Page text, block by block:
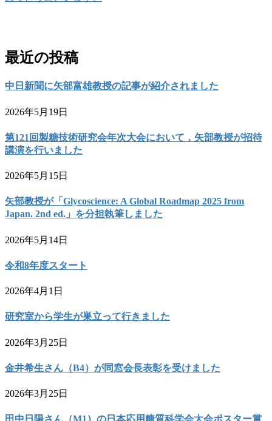
最近の投稿
中日新聞に矢部富雄教授の記事が紹介されました
2026年5月19日
第121回製糖技術研究会年次大会において，矢部教授が招待
講演を行いました
2026年5月15日
矢部教授が「Glycoscience: A Global Roadmap 2025 from
Japan. 2nd ed.」を分担執筆しました
2026年5月14日
令和8年度スタート
2026年4月1日
研究室から学生が巣立って行きました
2026年3月25日
金井希生さん（B4）が同窓会長表彰を受けました
2026年3月25日